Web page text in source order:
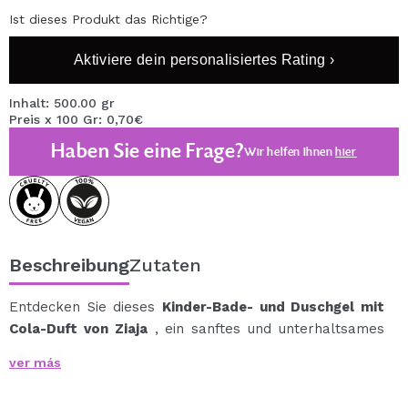
Ist dieses Produkt das Richtige?
Aktiviere dein personalisiertes Rating ›
Inhalt: 500.00 gr
Preis x 100 Gr: 0,70€
Haben Sie eine Frage?Wir helfen Ihnenhier
BeschreibungZutaten
Entdecken Sie dieses Kinder-Bade- und Duschgel mit
Cola-Duft von Ziaja, ein sanftes und unterhaltsames
von Kindern ab 3 Jahren entwickelt wurde.
ver más